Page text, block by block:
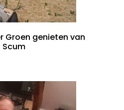
Groen genieten van